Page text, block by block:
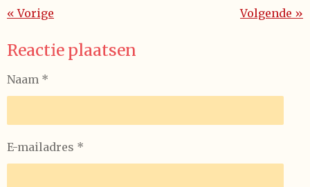
«Vorige Volgende »
Reactie plaatsen
Naam *
E-mailadres *